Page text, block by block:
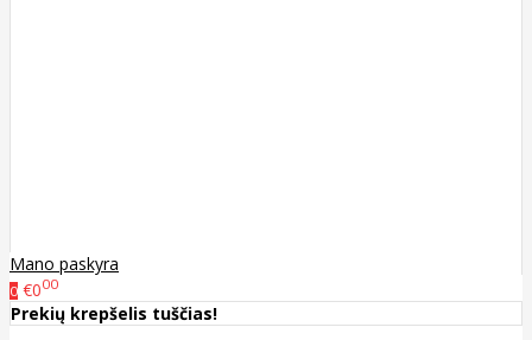
Mano paskyra
0 €000
Prekių krepšelis tuščias!